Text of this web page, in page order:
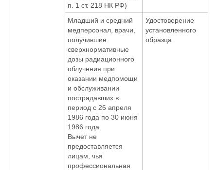
п. 1 ст. 218 НК РФ)
Младший и средний
медперсонал, врачи,
получившие
сверхнормативные
дозы радиационного
облучения при
оказании медпомощи
и обслуживании
пострадавших в
период с 26 апреля
1986 года по 30 июня
1986 года.
Вычет не
предоставляется
лицам, чья
профессиональная
Удостоверение
установленного
образца